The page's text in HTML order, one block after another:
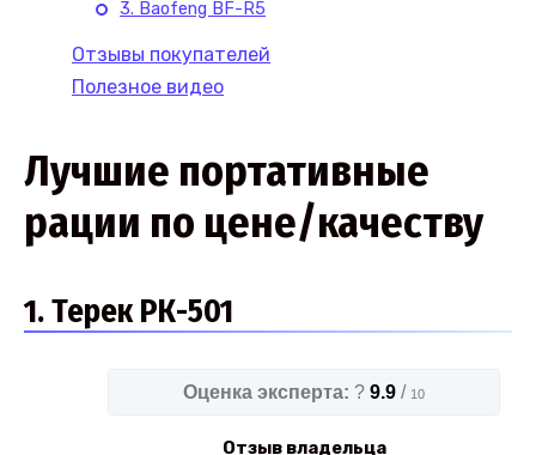
3. Baofeng BF-R5
Отзывы покупателей
Полезное видео
Лучшие портативные
рации по цене/качеству
1. Терек РК-501
Оценка эксперта: ? 9.9 / 10
Отзыв владельца